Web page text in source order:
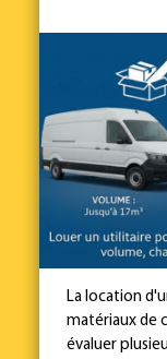
La location
matériaux de
évaluer